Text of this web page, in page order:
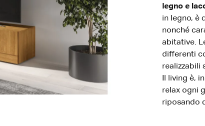
legno e
in legno, è
nonché
abitative.
differenti
realizzabili
Il living è,
relax ogni
riposando